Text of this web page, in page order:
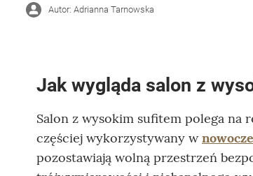
Autor: Adrianna Tarnowska
Jak wygląda salon z
Salon z wysokim sufitem polega
częściej wykorzystywany w
pozostawiają wolną przestrzeń